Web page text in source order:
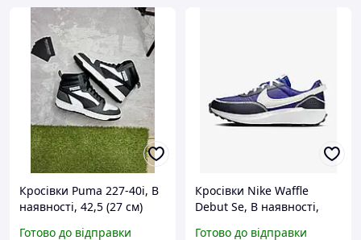
Кросівки Puma 227-40i, В
наявності, 42,5 (27 см)
Готово до відправки
Кросівки Nike Waffle
Debut Se, В наявності,
Готово до відправки